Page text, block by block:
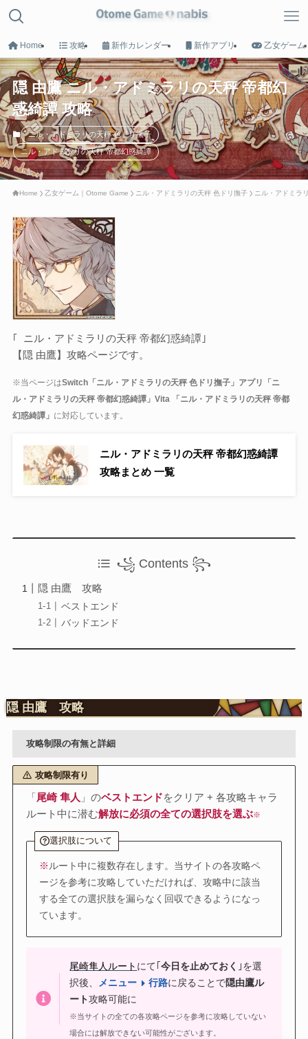
MENU
HOME
トップへ戻る
Game List
乙女ゲーム
検索
Home 攻略 新作カレンダー 新作アプリ 乙女ゲーム
隠 由鷹 ニル・アドミラリの天秤 帝都幻
惑綺譚 攻略
ニル・アドミラリの天秤 色ドリ撫子
ニル・アドミラリの天秤 帝都幻惑綺譚
Home 乙女ゲーム｜Otome Game ニル・アドミラリの天秤 色ドリ撫子 ニル・アドミラ
｢ ニル・アドミラリの天秤 帝都幻惑綺譚｣
【隠 由鷹】攻略ページです。
※当ページはSwitch「ニル・アドミラリの天秤 色ドリ撫子」アプリ「ニ
ル・アドミラリの天秤 帝都幻惑綺譚」Vita 「ニル・アドミラリの天秤 帝都
幻惑綺譚」 に対応しています。
ニル・アドミラリの天秤 帝都幻惑綺譚
攻略まとめ 一覧
꧁ Contents ꧂
隠 由鷹 攻略
ベストエンド
バッドエンド
隠 由鷹 攻略
攻略制限の有無と詳細
攻略制限有り
「尾崎 隼人 」のベストエンドをクリア + 各攻略キャラ
ルート中に潜む解放に必須の全ての選択肢を選ぶ※
選択肢について
※ ルート中に複数存在します。当サイトの各攻略ペ
ージを参考に攻略していただければ、攻略中に該当
する全ての選択肢を漏らなく回収できるようになっ
ています。
尾崎隼人ルート にて｢今日を止めておく ｣を選
択後、
メニュー 行路に戻ることで隠由鷹ル
ート攻略可能に
※当サイトの全ての各攻略ページを参考に攻略していない
場合には解放できない可能性がございます。